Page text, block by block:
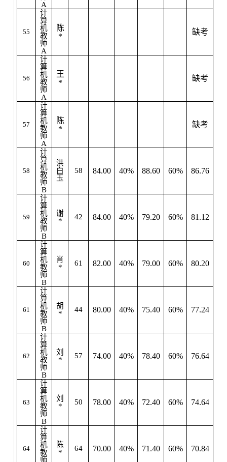
A
55
计
算
机
教
师
A
陈
*
缺考
56
计
算
机
教
师
A
王
*
缺考
57
计
算
机
教
师
A
陈
*
缺考
58
计
算
机
教
师
B
洪
白
玉
58 84.00 40% 88.60 60% 86.76
59
计
算
机
教
师
B
谢
*
42 84.00 40% 79.20 60% 81.12
60
计
算
机
教
师
B
肖
*
61 82.00 40% 79.00 60% 80.20
61
计
算
机
教
师
B
胡
*
44 80.00 40% 75.40 60% 77.24
62
计
算
机
教
师
B
刘
*
57 74.00 40% 78.40 60% 76.64
63
计
算
机
教
师
B
刘
*
50 78.00 40% 72.40 60% 74.64
64
计
算
机
教
师
陈
*
64 70.00 40% 71.40 60% 70.84